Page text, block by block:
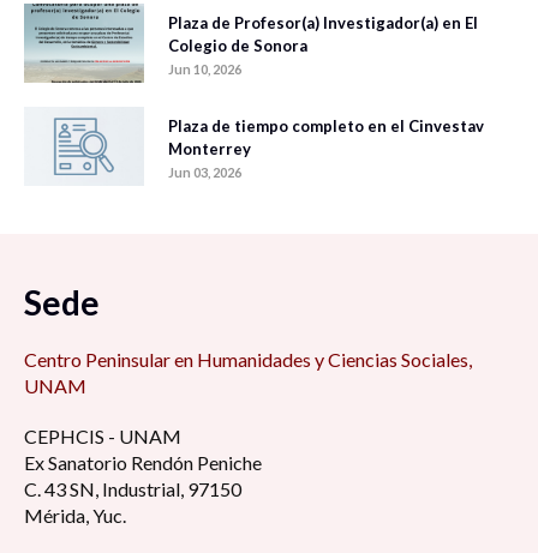
Plaza de Profesor(a) Investigador(a) en El
Colegio de Sonora
Jun 10, 2026
Plaza de tiempo completo en el Cinvestav
Monterrey
Jun 03, 2026
Sede
Centro Peninsular en Humanidades y Ciencias Sociales,
UNAM
CEPHCIS - UNAM
Ex Sanatorio Rendón Peniche
C. 43 SN, Industrial, 97150
Mérida, Yuc.